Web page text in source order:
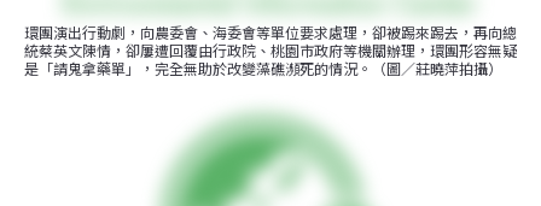
環團演出行動劇，向農委會、海委會等單位要求處理，卻被踢來踢去，再向總
統蔡英文陳情，卻屢遭回覆由行政院、桃園市政府等機關辦理，環團形容無疑
是「請鬼拿藥單」，完全無助於改變藻礁瀕死的情況。（圖／莊曉萍拍攝）